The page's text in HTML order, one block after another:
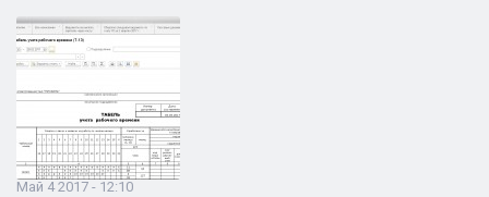
Май 4 2017 - 12:10